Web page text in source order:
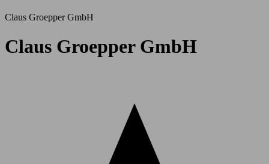
Claus Groepper GmbH
Claus Groepper GmbH